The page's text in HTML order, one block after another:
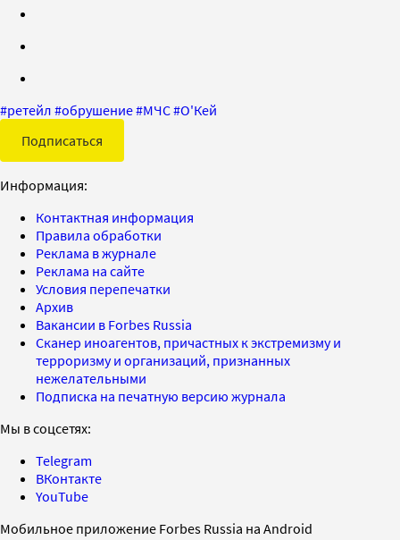
#ретейл #обрушение#МЧС#О'Кей
Подписаться
Информация:
Контактная информация
Правила обработки
Реклама в журнале
Реклама на сайте
Условия перепечатки
Архив
Вакансии в Forbes Russia
Сканер иноагентов, причастных к экстремизму и
терроризму и организаций, признанных
нежелательными
Подписка на печатную версию журнала
Мы в соцсетях:
Telegram
ВКонтакте
YouTube
Мобильное приложение Forbes Russia на Android